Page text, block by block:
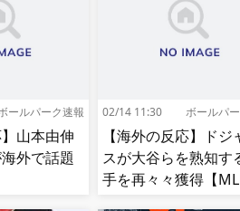
ールパーク速報
】山本由伸
外で話題
02/14 11:30 ボールパ
【海外の反応】ドジ
スが大谷らを熟知す
手を再々々獲得【